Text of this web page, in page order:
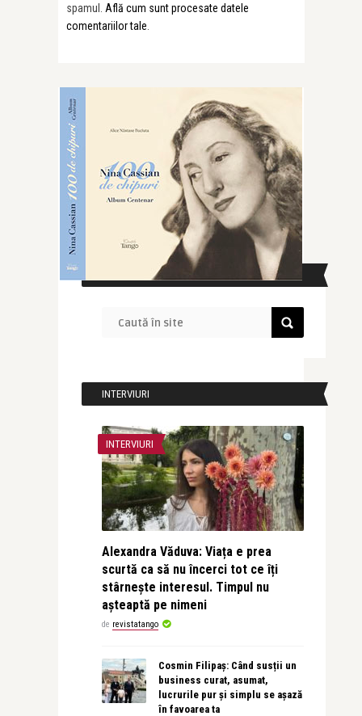
spamul. Află cum sunt procesate datele
comentariilor tale
CAUTĂ ÎN SITE
INTERVIURI
INTERVIURI
Alexandra Văduva: Viața e prea
scurtă ca să nu încerci tot ce îți
stârnește interesul. Timpul nu
așteaptă pe nimeni
de revistatango
Cosmin Filipaș: Când susții un
business curat, asumat,
lucrurile pur și simplu se așază
în favoarea ta